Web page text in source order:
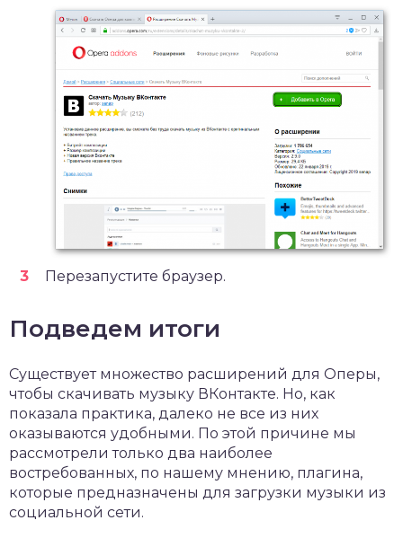
Перезапустите браузер.
Подведем итоги
Существует множество расширений для Оперы,
чтобы скачивать музыку ВКонтакте. Но, как
показала практика, далеко не все из них
оказываются удобными. По этой причине мы
рассмотрели только два наиболее
востребованных, по нашему мнению, плагина,
которые предназначены для загрузки музыки из
социальной сети.